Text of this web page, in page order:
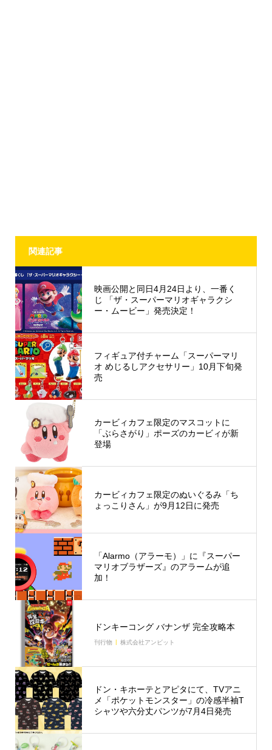
関連記事
映画公開と同日4月24日より、一番く
じ 「ザ・スーパーマリオギャラクシ
ー・ムービー」発売決定！
フィギュア付チャーム「スーパーマリ
オ めじるしアクセサリー」10月下旬発
売
カービィカフェ限定のマスコットに
「ぶらさがり」ポーズのカービィが新
登場
カービィカフェ限定のぬいぐるみ「ち
ょっこりさん」が9月12日に発売
「Alarmo（アラーモ）」に『スーパー
マリオブラザーズ』のアラームが追
加！
ドンキーコング バナンザ 完全攻略本
刊行物 株式会社アンビット
ドン・キホーテとアピタにて、TVアニ
メ「ポケットモンスター」の冷感半袖T
シャツや六分丈パンツが7月4日発売